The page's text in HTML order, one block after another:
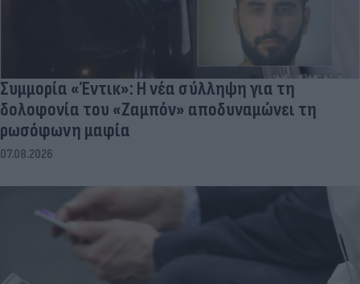
Συμμορία «Έντικ»: Η νέα σύλληψη για τη
δολοφονία του «Ζαμπόν» αποδυναμώνει τη
ρωσόφωνη μαφία
07.08.2026